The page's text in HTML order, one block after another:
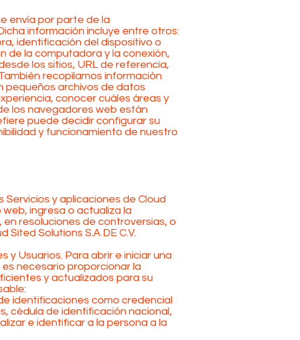
envía por parte de la
información incluye entre otros:
identificación del dispositivo o
de la computadora y la conexión,
los sitios, URL de referencia,
recopilamos información
pequeños archivos de datos
conocer cuáles áreas y
los navegadores web están
puede decidir configurar su
y funcionamiento de nuestro
y aplicaciones de Cloud
web, ingresa o actualiza la
resoluciones de controversias, o
Solutions S.A DE C.V.
y Usuarios. Para abrir e iniciar una
es necesario proporcionar la
y actualizados para su
identificaciones como credencial
cédula de identificación nacional,
e identificar a la persona a la